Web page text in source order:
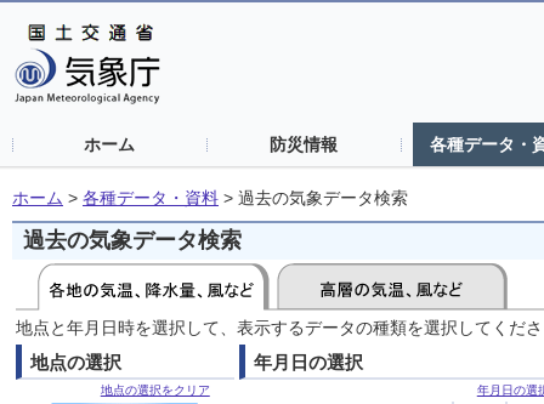
ホーム 防災情報 各種データ・
ホーム > 各種データ・資料 > 過去の気象データ検索
過去の気象データ検索
地点と年月日時を選択して、表示するデータの種類を選択してくだ
地点の選択
地点の選択をクリア
年月日の選択
年月日の選